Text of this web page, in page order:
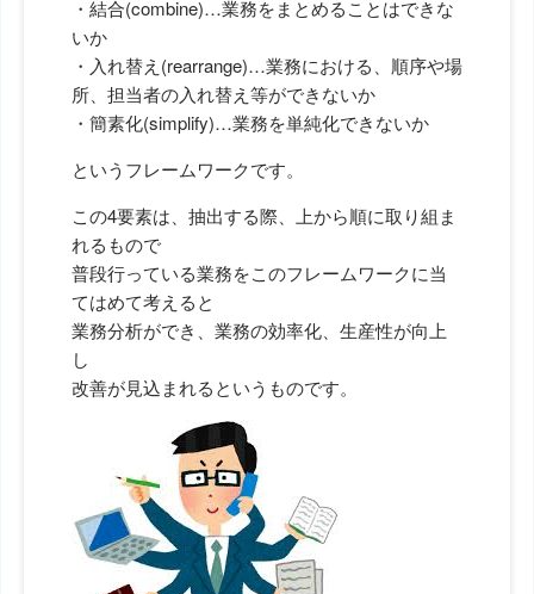
・結合(combine)…業務をまとめることはできな
いか
・入れ替え(rearrange)…業務における、順序や場
所、担当者の入れ替え等ができないか
・簡素化(simplify)…業務を単純化できないか
というフレームワークです。
この4要素は、抽出する際、上から順に取り組ま
れるもので
普段行っている業務をこのフレームワークに当
てはめて考えると
業務分析ができ、業務の効率化、生産性が向上
し
改善が見込まれるというものです。